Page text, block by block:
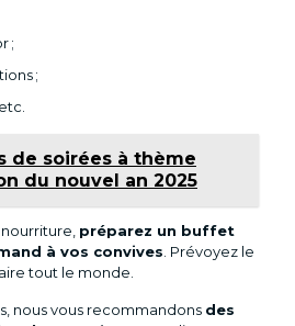
;
;
de soirées à thème
du nouvel an 2025
préparez un buffet
à vos convives . Prévoyez le
tout le monde.
nous vous recommandons des